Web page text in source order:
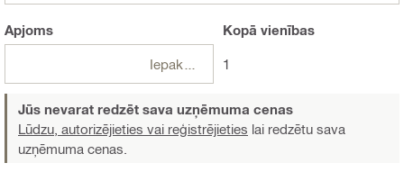
Apjoms Kopā vienības
1
Jūs nevarat redzēt sava uzņēmuma cenas
Lūdzu, autorizējieties vai reģistrējieties lai redzētu sava
uzņēmuma cenas.